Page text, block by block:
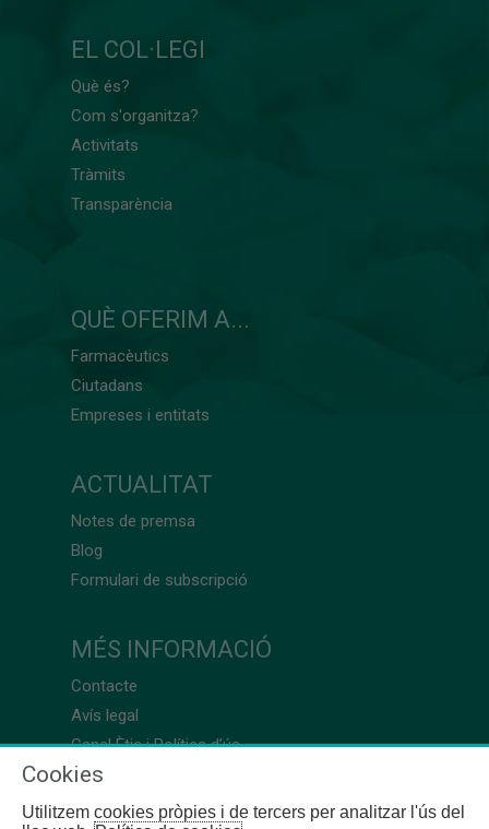
EL COL·LEGI
Què és?
Com s'organitza?
Activitats
Tràmits
Transparència
QUÈ OFERIM A...
Farmacèutics
Ciutadans
Empreses i entitats
ACTUALITAT
Notes de premsa
Blog
Formulari de subscripció
MÉS INFORMACIÓ
Contacte
Avís legal
Canal Ètic i Política d’ús
Cookies
Utilitzem cookies pròpies i de tercers per analitzar l'ús del